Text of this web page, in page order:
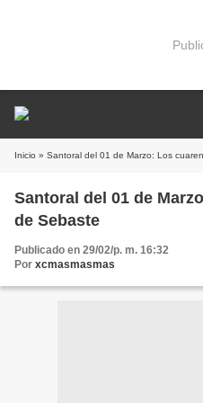
Inicio » Santoral del 01 de Marzo: Los
Santoral del 01 de
de Sebaste
Publicado en 29/02/p. m. 16:32
Por xcmasmasmas